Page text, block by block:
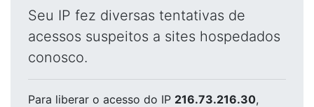
Seu IP fez diversas tentativas de
acessos suspeitos a sites hospedados
conosco.
Para liberar o acesso do IP 216.73.216.30,